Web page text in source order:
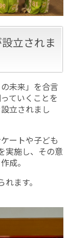
立されま
未来」を合言
ていくことを
立されまし
ートや子ども
実施し、その意
成。
ます。